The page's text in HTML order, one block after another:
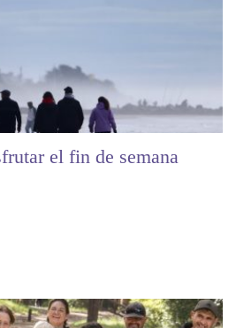
el fin de semana